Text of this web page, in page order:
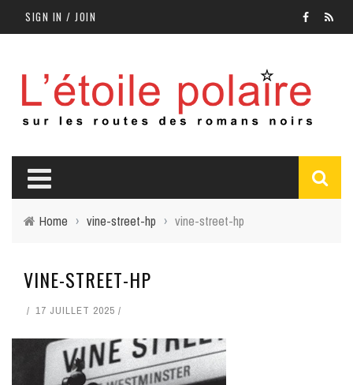
SIGN IN / JOIN
Home › vine-street-hp › vine-street-hp
VINE-STREET-HP
17 JUILLET 2025